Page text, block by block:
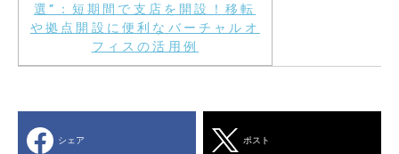
選”：短期間で支店を開設！移転
や拠点開設に便利なバーチャルオ
フィスの活用例
シェア ポスト